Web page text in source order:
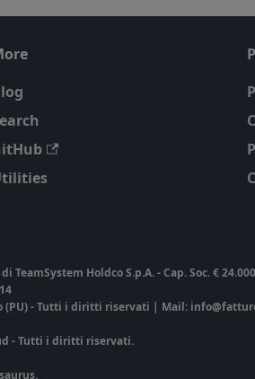
Holdco S.p.A. - Cap. Soc. €
(PU) - Tutti i diritti riservati | Mail:
- Tutti i diritti riservati.